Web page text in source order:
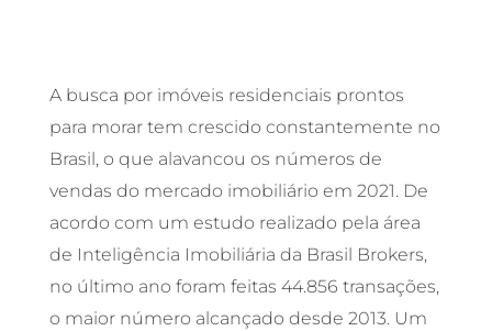
A busca por imóveis residenciais prontos
para morar tem crescido constantemente no
Brasil, o que alavancou os números de
vendas do mercado imobiliário em 2021. De
acordo com um estudo realizado pela área
de Inteligência Imobiliária da Brasil Brokers,
no último ano foram feitas 44.856 transações,
o maior número alcançado desde 2013. Um